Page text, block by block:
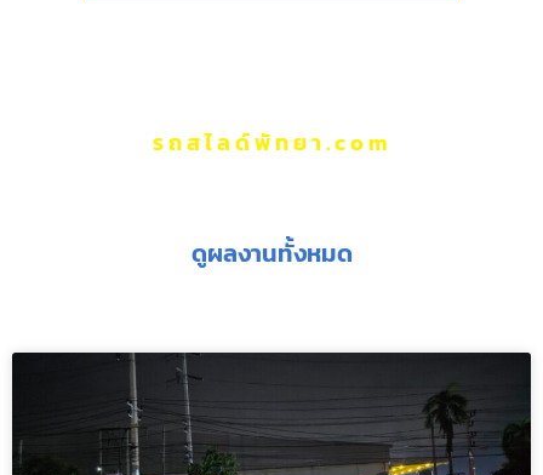
รถสไลด์พัทยา.com
ดูผลงานทั้งหมด